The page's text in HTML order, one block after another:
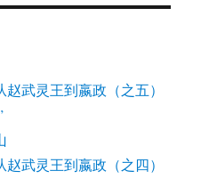
武灵王到嬴政（之五）
武灵王到嬴政（之四）